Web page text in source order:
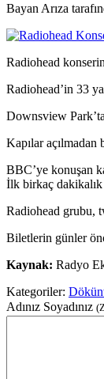
Bayan Arıza
Radiohead
Radiohead’in 33
Downsview
Kapılar açılmadan
BBC’ye konuşan
İlk birkaç dakikalık
Radiohead grubu,
Biletlerin günler
Kaynak: Radyo
Kategoriler:
Adınız Soyadınız